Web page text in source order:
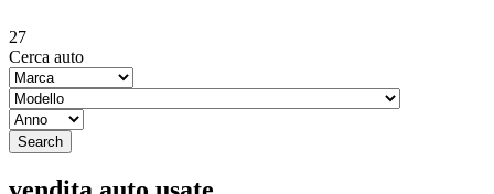
27
Cerca auto
Search